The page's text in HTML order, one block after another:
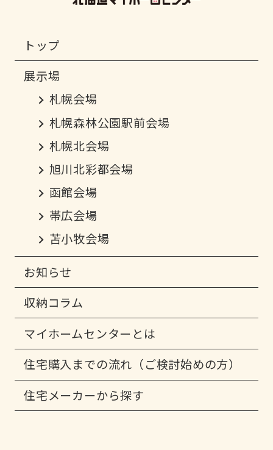
トップ
札幌会場
札幌森林公園駅前会場
札幌北会場
旭川北彩都会場
函館会場
帯広会場
苫小牧会場
お知らせ
収納コラム
マイホームセンターとは
住宅購入までの流れ（ご検討始めの方）
住宅メーカーから探す